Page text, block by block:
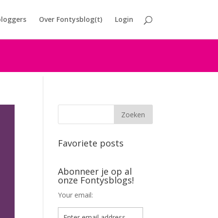
Over Fontysblog(t) Login
Favoriete posts
Abonneer je op al
onze Fontysblogs!
Your email: